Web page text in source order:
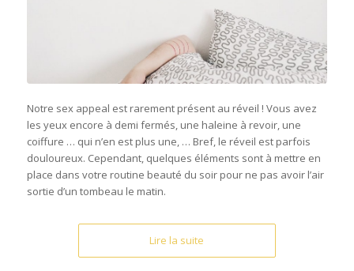
Notre sex appeal est rarement présent au réveil ! Vous avez
les yeux encore à demi fermés, une haleine à revoir, une
coiffure … qui n’en est plus une, … Bref, le réveil est parfois
douloureux. Cependant, quelques éléments sont à mettre en
place dans votre routine beauté du soir pour ne pas avoir l’air
sortie d’un tombeau le matin.
Lire la suite